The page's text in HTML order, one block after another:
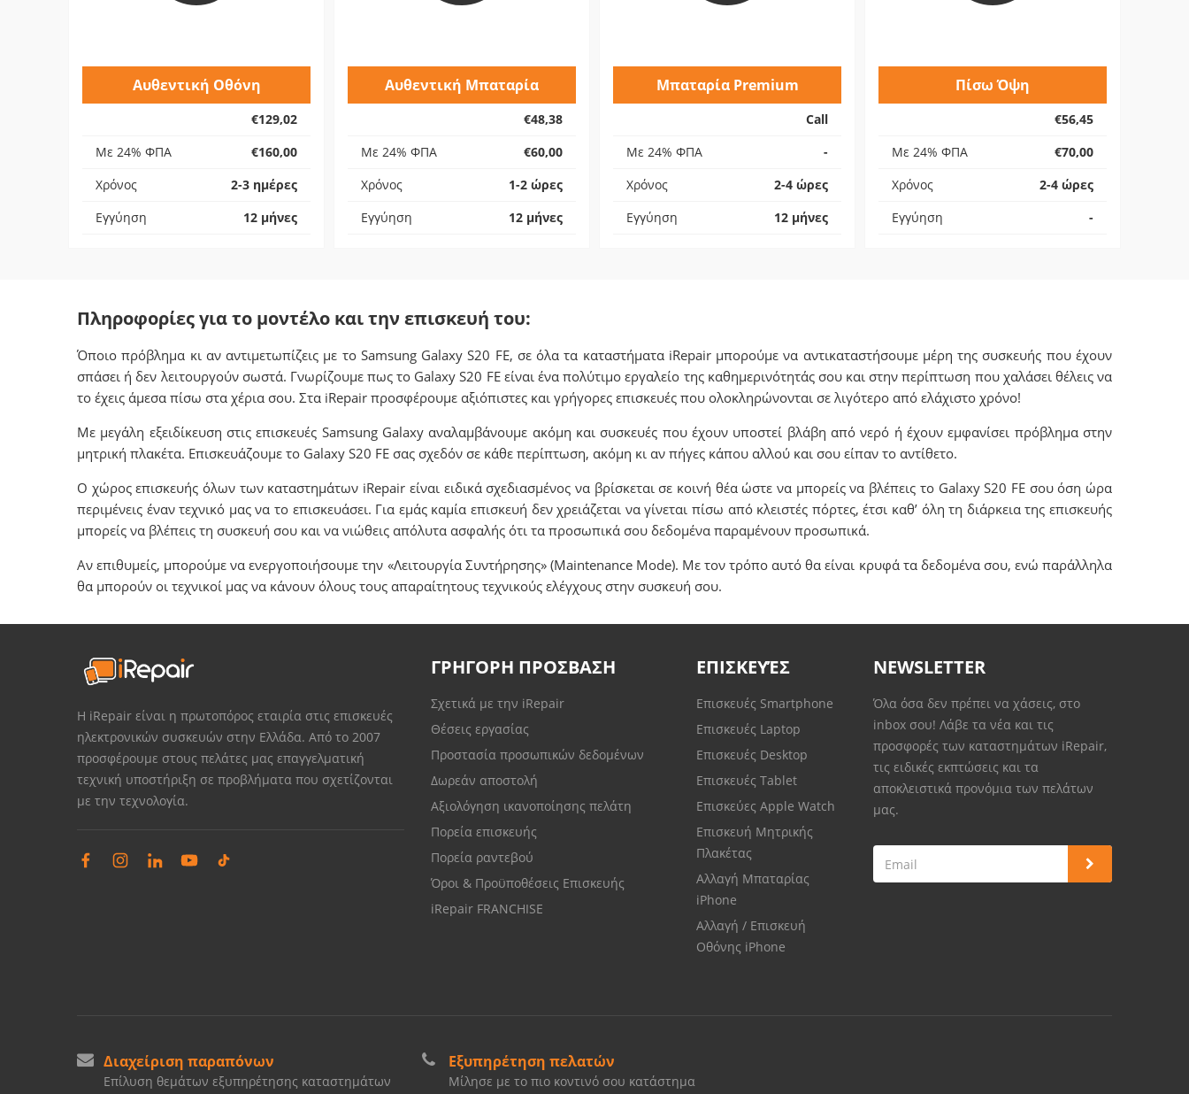
Αυθεντική Οθόνη
€129,02
Με 24% ΦΠΑ
€160,00
Χρόνος
2-3 ημέρες
Εγγύηση
12 μήνες
Αυθεντική Μπαταρία
€48,38
Με 24% ΦΠΑ
€60,00
Χρόνος
1-2 ώρες
Εγγύηση
12 μήνες
Μπαταρία Premium
Call
Με 24% ΦΠΑ
-
Χρόνος
2-4 ώρες
Εγγύηση
12 μήνες
Πίσω Όψη
€56,45
Με 24% ΦΠΑ
€70,00
Χρόνος
2-4 ώρες
Εγγύηση
-
Πληροφορίες για το μοντέλο και την επισκευή του:
Όποιο πρόβλημα κι αν αντιμετωπίζεις με το Samsung Galaxy S20 FE, σε όλα τα καταστήματα iRepair μπορούμε να αντικαταστήσουμε μέρη της συσκευής που έχουν
σπάσει ή δεν λειτουργούν σωστά. Γνωρίζουμε πως το Galaxy S20 FE είναι ένα πολύτιμο εργαλείο της καθημερινότητάς σου και στην περίπτωση που χαλάσει θέλεις να
το έχεις άμεσα πίσω στα χέρια σου. Στα iRepair προσφέρουμε αξιόπιστες και γρήγορες επισκευές που ολοκληρώνονται σε λιγότερο από ελάχιστο χρόνο!
Με μεγάλη εξειδίκευση στις επισκευές Samsung Galaxy αναλαμβάνουμε ακόμη και συσκευές που έχουν υποστεί βλάβη από νερό ή έχουν εμφανίσει πρόβλημα στην
μητρική πλακέτα. Επισκευάζουμε το Galaxy S20 FE σας σχεδόν σε κάθε περίπτωση, ακόμη κι αν πήγες κάπου αλλού και σου είπαν το αντίθετο.
Ο χώρος επισκευής όλων των καταστημάτων iRepair είναι ειδικά σχεδιασμένος να βρίσκεται σε κοινή θέα ώστε να μπορείς να βλέπεις το Galaxy S20 FE σου όση ώρα
περιμένεις έναν τεχνικό μας να το επισκευάσει. Για εμάς καμία επισκευή δεν χρειάζεται να γίνεται πίσω από κλειστές πόρτες, έτσι καθ’ όλη τη διάρκεια της επισκευής
μπορείς να βλέπεις τη συσκευή σου και να νιώθεις απόλυτα ασφαλής ότι τα προσωπικά σου δεδομένα παραμένουν προσωπικά.
Αν επιθυμείς, μπορούμε να ενεργοποιήσουμε την «Λειτουργία Συντήρησης» (Maintenance Mode). Με τον τρόπο αυτό θα είναι κρυφά τα δεδομένα σου, ενώ παράλληλα
θα μπορούν οι τεχνικοί μας να κάνουν όλους τους απαραίτητους τεχνικούς ελέγχους στην συσκευή σου.
Η iRepair είναι η πρωτοπόρος εταιρία στις επισκευές
ηλεκτρονικών συσκευών στην Ελλάδα. Από το 2007
προσφέρουμε στους πελάτες μας επαγγελματική
τεχνική υποστήριξη σε προβλήματα που σχετίζονται
με την τεχνολογία.
ΓΡΗΓΟΡΗ ΠΡΟΣΒΑΣΗ
Σχετικά με την iRepair
Θέσεις εργασίας
Προστασία προσωπικών δεδομένων
Δωρεάν αποστολή
Αξιολόγηση ικανοποίησης πελάτη
Πορεία επισκευής
Πορεία ραντεβού
Όροι & Προϋποθέσεις Επισκευής
iRepair FRANCHISE
ΕΠΙΣΚΕΥΈΣ
Επισκευές Smartphone
Επισκευές Laptop
Επισκευές Desktop
Επισκευές Tablet
Επισκεύες Apple Watch
Επισκευή Μητρικής
Πλακέτας
Αλλαγή Μπαταρίας
iPhone
Αλλαγή / Επισκευή
Οθόνης iPhone
NEWSLETTER
Όλα όσα δεν πρέπει να χάσεις, στο
inbox σου! Λάβε τα νέα και τις
προσφορές των καταστημάτων iRepair,
τις ειδικές εκπτώσεις και τα
αποκλειστικά προνόμια των πελάτων
μας.
Διαχείριση παραπόνων
Επίλυση θεμάτων εξυπηρέτησης καταστημάτων
Εξυπηρέτηση πελατών
Μίλησε με το πιο κοντινό σου κατάστημα